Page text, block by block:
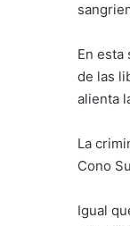
En
de las
alienta
La
Cono
Igual